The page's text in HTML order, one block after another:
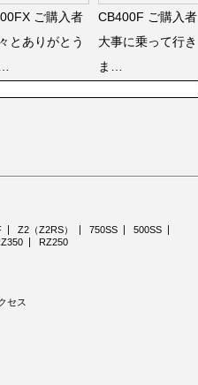
ご購入者
とありがとう
CB400F ご購入者
大事に乗って行き
ま…
Z2（Z2RS） 750SS
500SS
RZ250
セス